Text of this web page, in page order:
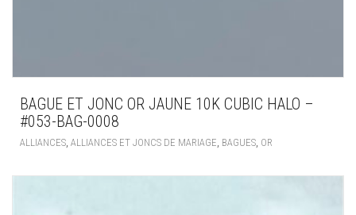
BAGUE ET JONC OR JAUNE 10K CUBIC HALO –
#053-BAG-0008
ALLIANCES ALLIANCES ET JONCS DE MARIAGE BAGUES OR